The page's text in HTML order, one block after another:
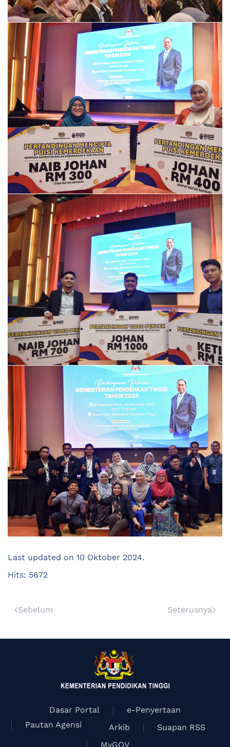
Last updated on 10 Oktober 2024.
Hits: 5672
Sebelum Seterusnya
Dasar Portal
e-Penyertaan
Pautan Agensi
Arkib
Suapan RSS
MyGOV